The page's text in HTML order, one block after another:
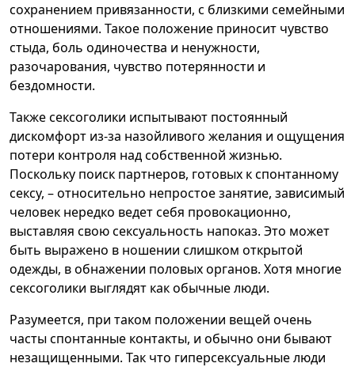
сохранением привязанности, с близкими семейными
отношениями. Такое положение приносит чувство
стыда, боль одиночества и ненужности,
разочарования, чувство потерянности и
бездомности.
Также сексоголики испытывают постоянный
дискомфорт из-за назойливого желания и ощущения
потери контроля над собственной жизнью.
Поскольку поиск партнеров, готовых к спонтанному
сексу, – относительно непростое занятие, зависимый
человек нередко ведет себя провокационно,
выставляя свою сексуальность напоказ. Это может
быть выражено в ношении слишком открытой
одежды, в обнажении половых органов. Хотя многие
сексоголики выглядят как обычные люди.
Разумеется, при таком положении вещей очень
часты спонтанные контакты, и обычно они бывают
незащищенными. Так что гиперсексуальные люди